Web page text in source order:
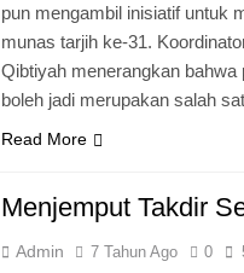
pun mengambil inisiatif untuk
munas tarjih ke-31.
Qibtiyah menerangkan
boleh jadi merupakan salah
Read More
Menjemput Takdir
Admin 7 Tahun Ago 0